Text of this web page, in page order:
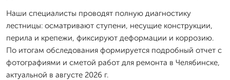
Наши специалисты проводят полную диагностику
лестницы: осматривают ступени, несущие конструкции,
перила и крепежи, фиксируют деформации и коррозию.
По итогам обследования формируется подробный отчет с
фотографиями и сметой работ для ремонта в Челябинске,
актуальной в августе 2026 г.